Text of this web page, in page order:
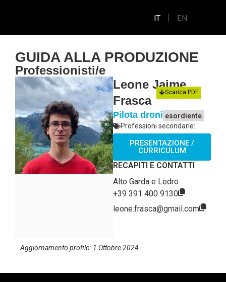
IT EN
GUIDA ALLA PRODUZIONE
Professionisti/e
Scarica PDF
Leone Jaime
Frasca
Pilota droni esordiente
Professioni secondarie:
PRESENTAZIONE /
CURRICULUM
RECAPITI E CONTATTI
Alto Garda e Ledro
+39 391 400 9130
leone.frasca@gmail.com
Aggiornamento profilo: 1 Ottobre 2024